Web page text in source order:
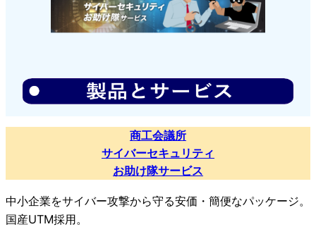
商工会議所
サイバーセキュリティ
お助け隊サービス
中小企業をサイバー攻撃から守る安価・簡便なパッケージ。
国産UTM採用。